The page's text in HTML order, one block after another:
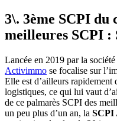
3\. 3ème SCPI du
meilleures SCPI
Lancée en 2019 par la
Activimmo se focalise sur
Elle est d’ailleurs rapidement
logistiques, ce qui lui vaut
de ce palmarès SCPI des
un peu plus d’un an, la SCPI